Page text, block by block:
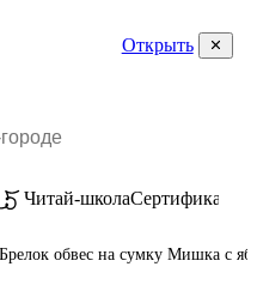
Открыть
Читай-школаСертификаты
Брелок обвес на сумку Мишка с